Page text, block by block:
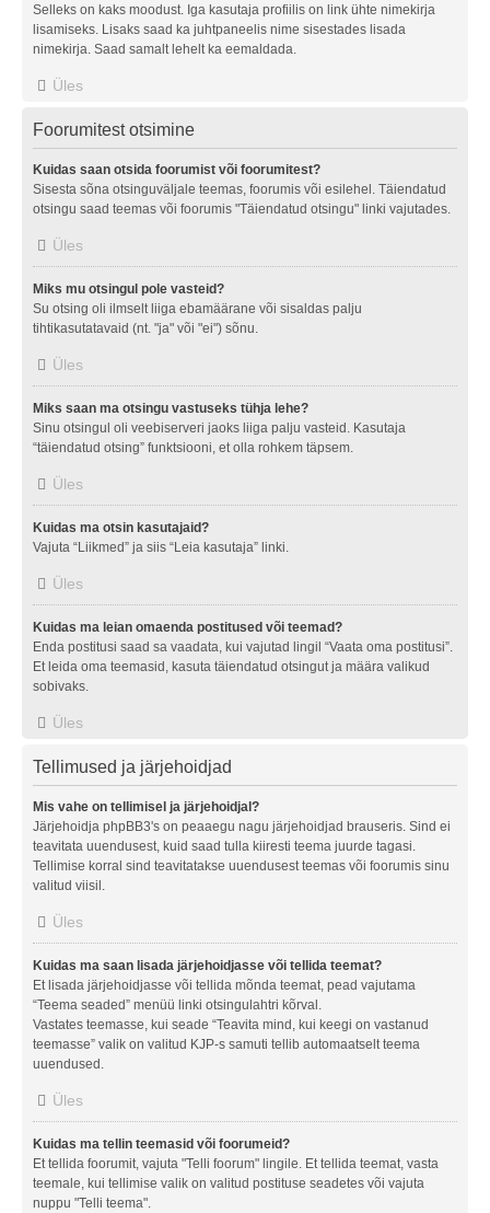
Selleks on kaks moodust. Iga kasutaja profiilis on link ühte nimekirja
lisamiseks. Lisaks saad ka juhtpaneelis nime sisestades lisada
nimekirja. Saad samalt lehelt ka eemaldada.
Üles
Foorumitest otsimine
Kuidas saan otsida foorumist või foorumitest?
Sisesta sõna otsinguväljale teemas, foorumis või esilehel. Täiendatud
otsingu saad teemas või foorumis "Täiendatud otsingu" linki vajutades.
Üles
Miks mu otsingul pole vasteid?
Su otsing oli ilmselt liiga ebamäärane või sisaldas palju
tihtikasutatavaid (nt. "ja" või "ei") sõnu.
Üles
Miks saan ma otsingu vastuseks tühja lehe?
Sinu otsingul oli veebiserveri jaoks liiga palju vasteid. Kasutaja
“täiendatud otsing” funktsiooni, et olla rohkem täpsem.
Üles
Kuidas ma otsin kasutajaid?
Vajuta “Liikmed” ja siis “Leia kasutaja” linki.
Üles
Kuidas ma leian omaenda postitused või teemad?
Enda postitusi saad sa vaadata, kui vajutad lingil “Vaata oma postitusi”.
Et leida oma teemasid, kasuta täiendatud otsingut ja määra valikud
sobivaks.
Üles
Tellimused ja järjehoidjad
Mis vahe on tellimisel ja järjehoidjal?
Järjehoidja phpBB3's on peaaegu nagu järjehoidjad brauseris. Sind ei
teavitata uuendusest, kuid saad tulla kiiresti teema juurde tagasi.
Tellimise korral sind teavitatakse uuendusest teemas või foorumis sinu
valitud viisil.
Üles
Kuidas ma saan lisada järjehoidjasse või tellida teemat?
Et lisada järjehoidjasse või tellida mõnda teemat, pead vajutama
“Teema seaded” menüü linki otsingulahtri kõrval.
Vastates teemasse, kui seade “Teavita mind, kui keegi on vastanud
teemasse” valik on valitud KJP-s samuti tellib automaatselt teema
uuendused.
Üles
Kuidas ma tellin teemasid või foorumeid?
Et tellida foorumit, vajuta "Telli foorum" lingile. Et tellida teemat, vasta
teemale, kui tellimise valik on valitud postituse seadetes või vajuta
nuppu "Telli teema".